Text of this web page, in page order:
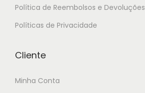
Política de Reembolsos e Devoluções
Políticas de Privacidade
Cliente
Minha Conta